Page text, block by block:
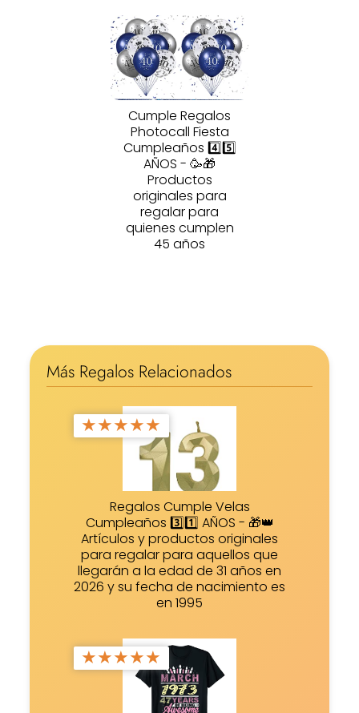
Cumple Regalos
Photocall Fiesta
Cumpleaños 4️⃣5️⃣
AÑOS - 🥳🎁
Productos
originales para
regalar para
quienes cumplen
45 años
Más Regalos Relacionados
★★★★★
Regalos Cumple Velas
Cumpleaños 3️⃣1️⃣ AÑOS - 🎁👑
Artículos y productos originales
para regalar para aquellos que
llegarán a la edad de 31 años en
2026 y su fecha de nacimiento es
en 1995
★★★★★